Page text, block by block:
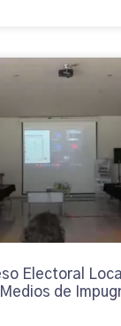
Electoral
de